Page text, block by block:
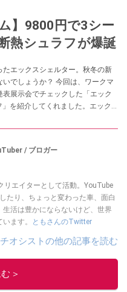
】9800円で3シー
熱シュラフが爆誕
エックスシェルター。秋冬の新
でしょうか？ 今回は、ワークマ
展示会でチェックした「エック
を紹介してくれました。エック
/ ブロガー
リエイターとして活動。YouTube
たり、ちょっと変わった車、面白
活は豊かにならないけど、世界
ます。
ともさんのTwitter
オシストの他の記事を読む
＞